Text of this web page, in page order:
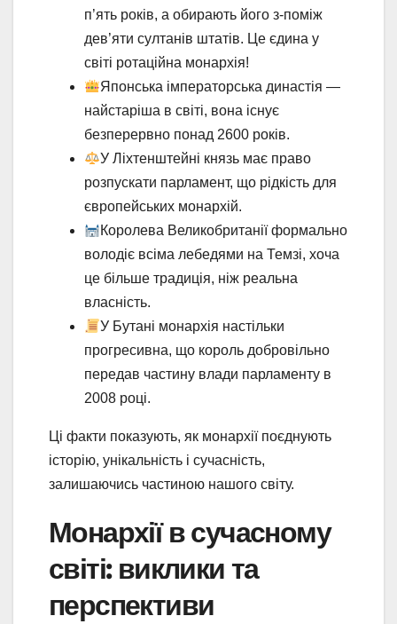
п’ять років, а обирають його з-поміж
дев’яти султанів штатів. Це єдина у
світі ротаційна монархія!
Японська імператорська династія —
найстаріша в світі, вона існує
безперервно понад 2600 років.
У Ліхтенштейні князь має право
розпускати парламент, що рідкість для
європейських монархій.
Королева Великобританії формально
володіє всіма лебедями на Темзі, хоча
це більше традиція, ніж реальна
власність.
У Бутані монархія настільки
прогресивна, що король добровільно
передав частину влади парламенту в
2008 році.
Ці факти показують, як монархії поєднують
історію, унікальність і сучасність,
залишаючись частиною нашого світу.
Монархії в сучасному
світі: виклики та
перспективи